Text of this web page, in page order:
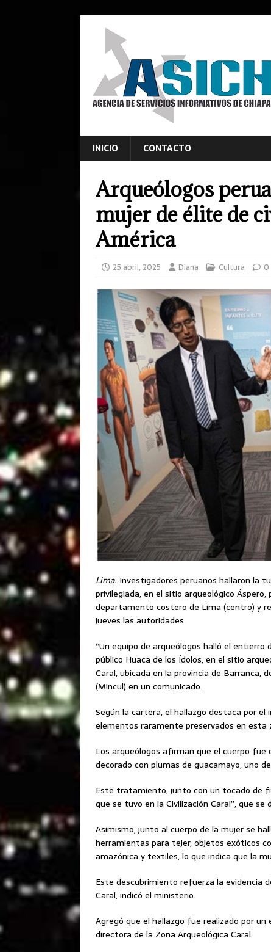
INICIO CONTACTO
Arqueólogos
mujer de élite de
América
25 abril, 2025 Diana Cultura 0
Lima. Investigadores peruanos hallaron la
privilegiada, en el sitio arqueológico
departamento costero de Lima (centro) y
jueves las autoridades.
“Un equipo de arqueólogos halló el
público Huaca de los Ídolos, en el sitio
Caral, ubicada en la provincia de
(Mincul) en un comunicado​​​.
Según la cartera, el hallazgo destaca por el
elementos raramente preservados en esta
Los arqueólogos afirman que el cuerpo
decorado con plumas de guacamayo, uno
Este tratamiento, junto con un tocado de
que se tuvo en la Civilización Caral”, que
Asimismo, junto al cuerpo de la mujer se
herramientas para tejer, objetos exóticos
amazónica y textiles, lo que indica que la
Este descubrimiento refuerza la evidencia
Caral, indicó el ministerio.
Agregó que el hallazgo fue realizado por
directora de la Zona Arqueológica Caral.